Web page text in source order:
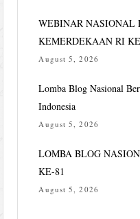
WEBINAR NASIONAL
KEMERDEKAAN RI
August 5, 2026
Lomba Blog Nasional
Indonesia
August 5, 2026
LOMBA BLOG
KE-81
August 5, 2026